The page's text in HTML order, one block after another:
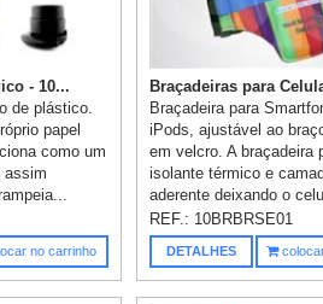
- 10...
de plástico.
papel
como um
assim
no carrinho
Braçadeiras para
Braçadeira para
iPods, ajustável ao
em velcro. A braçadeira
isolante térmico e
aderente deixando o
REF.: 10BRBRSE01
DETALHES